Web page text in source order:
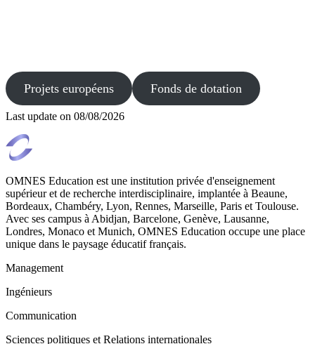
Projets européens Fonds de dotation
Last update on 08/08/2026
OMNES Education est une institution privée d'enseignement
supérieur et de recherche interdisciplinaire, implantée à Beaune,
Bordeaux, Chambéry, Lyon, Rennes, Marseille, Paris et Toulouse.
Avec ses campus à Abidjan, Barcelone, Genève, Lausanne,
Londres, Monaco et Munich, OMNES Education occupe une place
unique dans le paysage éducatif français.
Management
Ingénieurs
Communication
Sciences politiques et Relations internationales